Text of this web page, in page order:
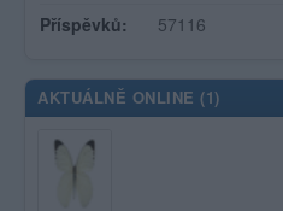
Příspěvků:
57116
AKTUÁLNĚ ONLINE (1)